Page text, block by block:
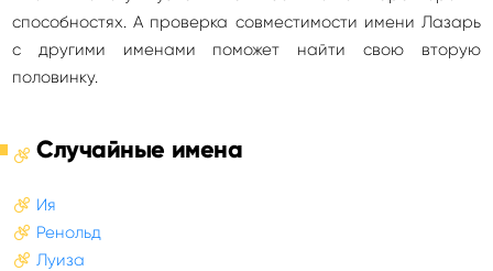
способностях. А проверка совместимости имени Лазарь
с другими именами поможет найти свою вторую
половинку.
Случайные имена
Ия
Ренольд
Луиза